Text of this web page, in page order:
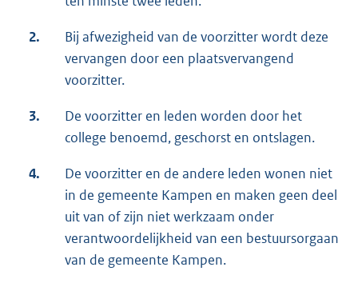
2.
Bij afwezigheid van de voorzitter wordt deze
vervangen door een plaatsvervangend
voorzitter.
3.
De voorzitter en leden worden door het
college benoemd, geschorst en ontslagen.
4.
De voorzitter en de andere leden wonen niet
in de gemeente Kampen en maken geen deel
uit van of zijn niet werkzaam onder
verantwoordelijkheid van een bestuursorgaan
van de gemeente Kampen.